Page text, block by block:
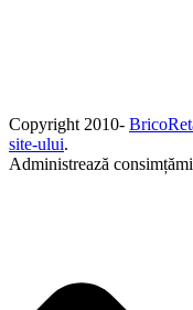
Copyright 2010-
site-ului.
Administrează